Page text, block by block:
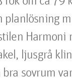
planlösning
Harmoni
ljusgrå
bra sovrum